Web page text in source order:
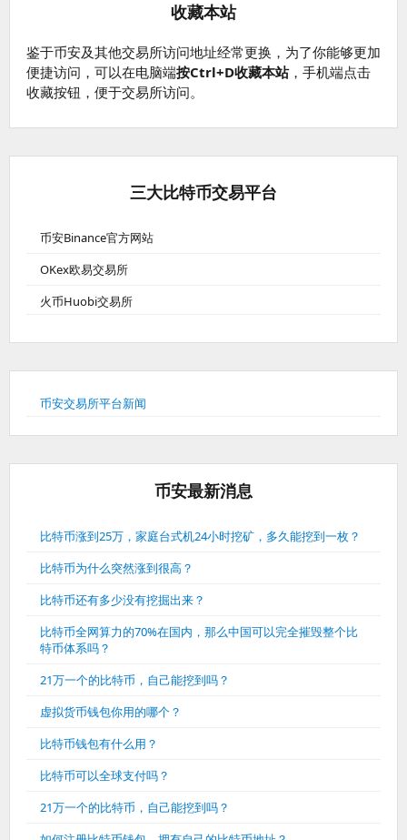
收藏本站
鉴于币安及其他交易所访问地址经常更换，为了你能够更加
便捷访问，可以在电脑端按Ctrl+D收藏本站，手机端点击
收藏按钮，便于交易所访问。
三大比特币交易平台
币安Binance官方网站
OKex欧易交易所
火币Huobi交易所
币安交易所平台新闻
币安最新消息
比特币涨到25万，家庭台式机24小时挖矿，多久能挖到一枚？
比特币为什么突然涨到很高？
比特币还有多少没有挖掘出来？
比特币全网算力的70%在国内，那么中国可以完全摧毁整个比
特币体系吗？
21万一个的比特币，自己能挖到吗？
虚拟货币钱包你用的哪个？
比特币钱包有什么用？
比特币可以全球支付吗？
21万一个的比特币，自己能挖到吗？